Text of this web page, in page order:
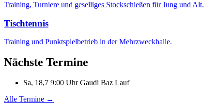
Training, Turniere und geselliges Stockschießen für Jung und Alt.
Tischtennis
Training und Punktspielbetrieb in der Mehrzweckhalle.
Nächste Termine
Sa, 18,7 9:00 UhrGaudi Baz Lauf
Alle Termine →